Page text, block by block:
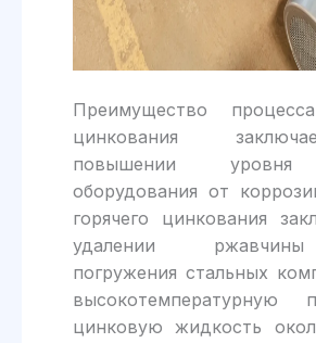
Преимущество
цинкования
повышении
оборудования от
горячего цинкования
удалении
погружения стальных
высокотемпературную
цинковую жидкость